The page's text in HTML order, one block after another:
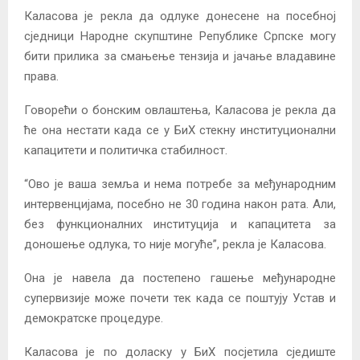
Каласова је рекла да одлуке донесене на посебној
сједници Народне скупштине Републике Српске могу
бити прилика за смањење тензија и јачање владавине
права.
Говорећи о бонским овлаштења, Каласова је рекла да
ће она нестати када се у БиХ стекну институционални
капацитети и политичка стабилност.
“Ово је ваша земља и нема потребе за међународним
интервенцијама, посебно не 30 година након рата. Али,
без функционалних институција и капацитета за
доношење одлука, то није могуће”, рекла је Каласова.
Она је навела да постепено гашење међународне
супервизије може почети тек када се поштују Устав и
демократске процедуре.
Каласова је по доласку у БиХ посјетила сједиште